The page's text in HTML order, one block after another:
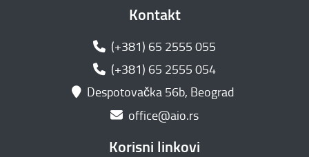
Kontakt
(+381) 65 2555 055
(+381) 65 2555 054
Despotovačka 56b, Beograd
office@aio.rs
Korisni linkovi